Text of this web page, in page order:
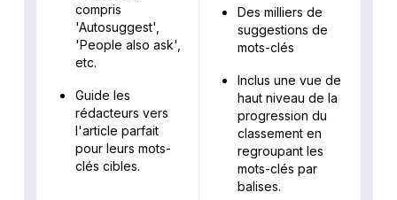
compris
'Autosuggest',
'People also ask',
etc.
Guide les
rédacteurs vers
l'article parfait
pour leurs mots-
clés cibles.
Des milliers de
suggestions de
mots-clés
Inclus une vue de
haut niveau de la
progression du
classement en
regroupant les
mots-clés par
balises.